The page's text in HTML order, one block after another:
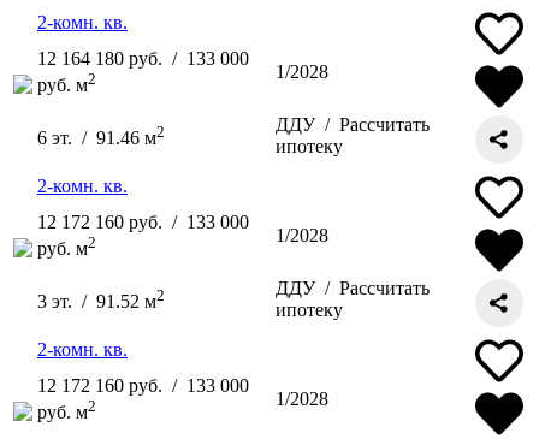
2-комн. кв.
12 164 180 руб. / 133 000
руб. м2 1/2028
6 эт. / 91.46 м2 ДДУ / Рассчитать
ипотеку
2-комн. кв.
12 172 160 руб. / 133 000
руб. м2 1/2028
3 эт. / 91.52 м2 ДДУ / Рассчитать
ипотеку
2-комн. кв.
12 172 160 руб. / 133 000
руб. м2 1/2028